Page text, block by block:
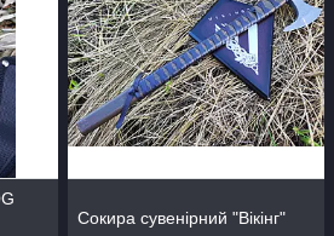
Сокира сувенірний "Вікінг"